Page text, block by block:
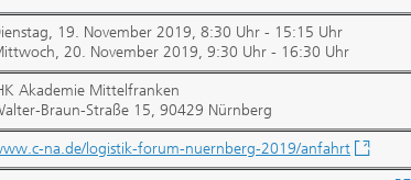
19. November 2019, 8:30 Uhr - 15:15 Uhr
20. November 2019, 9:30 Uhr - 16:30 Uhr
Akademie Mittelfranken
Braun-Straße 15, 90429 Nürnberg
na.de/logistik-forum-nuernberg-2019/anfahrt